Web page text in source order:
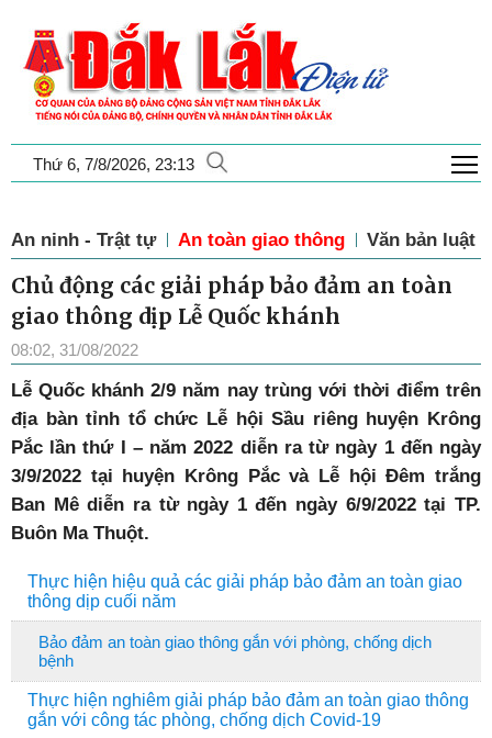
Thứ 6, 7/8/2026, 23:13
An ninh - Trật tự An toàn giao thông Văn bản luật
Chủ động các giải pháp bảo đảm an toàn
giao thông dịp Lễ Quốc khánh
08:02, 31/08/2022
Lễ Quốc khánh 2/9 năm nay trùng với thời điểm trên
địa bàn tỉnh tổ chức Lễ hội Sầu riêng huyện Krông
Pắc lần thứ I – năm 2022 diễn ra từ ngày 1 đến ngày
3/9/2022 tại huyện Krông Pắc và Lễ hội Đêm trắng
Ban Mê diễn ra từ ngày 1 đến ngày 6/9/2022 tại TP.
Buôn Ma Thuột.
Thực hiện hiệu quả các giải pháp bảo đảm an toàn giao
thông dịp cuối năm
Bảo đảm an toàn giao thông gắn với phòng, chống dịch
bệnh
Thực hiện nghiêm giải pháp bảo đảm an toàn giao thông
gắn với công tác phòng, chống dịch Covid-19